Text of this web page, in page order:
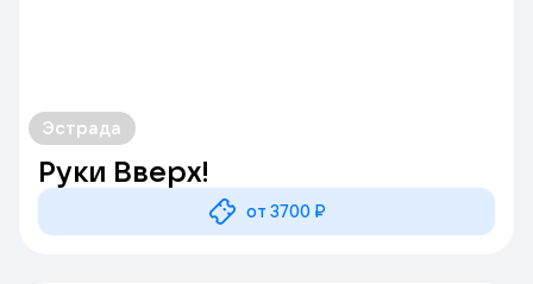
Эстрада
Руки Вверх!
от 3700 ₽